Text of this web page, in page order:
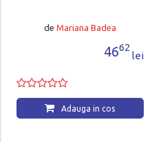
de Mariana Badea
4662
lei
Adauga in cos